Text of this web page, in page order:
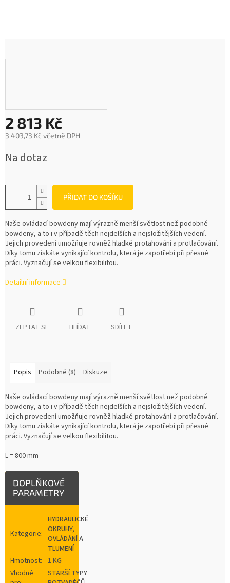
2 813 Kč
3 403,73 Kč včetně DPH
cena:
Na dotaz
PŘIDAT DO KOŠÍKU
Naše ovládací bowdeny mají výrazně menší světlost než podobné
bowdeny, a to i v případě těch nejdelších a nejsložitějších vedení.
Jejich provedení umožňuje rovněž hladké protahování a protlačování.
Díky tomu získáte vynikající kontrolu, která je zapotřebí při přesné
práci. Vyznačují se velkou flexibilitou.
Detailní informace
ZEPTAT SE HLÍDAT SDÍLET
Popis Podobné (8) Diskuze
Naše ovládací bowdeny mají výrazně menší světlost než podobné
bowdeny, a to i v případě těch nejdelších a nejsložitějších vedení.
Jejich provedení umožňuje rovněž hladké protahování a protlačování.
Díky tomu získáte vynikající kontrolu, která je zapotřebí při přesné
práci. Vyznačují se velkou flexibilitou.
L = 800 mm
DOPLŇKOVÉ
PARAMETRY
Kategorie:
HYDRAULICKÉ
OKRUHY,
OVLÁDÁNÍ A
TLUMENÍ
Hmotnost:
1 KG
Vhodné
STARŠÍ TYPY